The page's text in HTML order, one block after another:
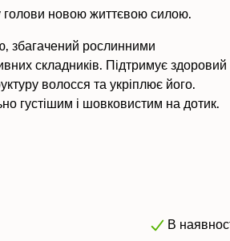
голови новою життєвою силою.
збагачений рослинними
складників. Підтримує здоровий
волосся та укріплює його.
густішим і шовковистим на дотик.
В